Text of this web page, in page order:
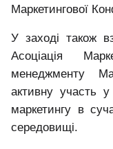
Маркетингової
У заході також
Асоціація
менеджменту
активну участь у
маркетингу в
середовищі.